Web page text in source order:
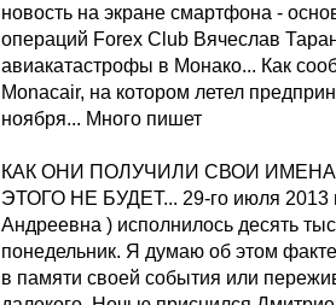
новость на экране смартфона -
операций Forex Club Вячеслав
авиакатастрофы в Монако... Как
Monacair, на котором летел
ноября... Много пишет
КАК ОНИ ПОЛУЧИЛИ СВОИ
ЭТОГО НЕ БУДЕТ... 29-го июля 2013
Андреевна ) исполнилось десять
понедельник. Я думаю об этом
в памяти своей события или